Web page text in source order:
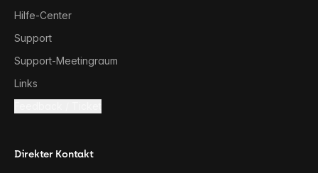
Hilfe-Center
Support
Support-Meetingraum
Links
Direkter Kontakt